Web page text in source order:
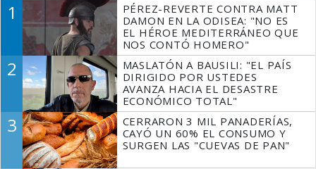
1
PÉREZ-REVERTE CONTRA MATT
DAMON EN LA ODISEA: "NO ES
EL HÉROE MEDITERRÁNEO QUE
NOS CONTÓ HOMERO"
2
MASLATÓN A BAUSILI: "EL PAÍS
DIRIGIDO POR USTEDES
AVANZA HACIA EL DESASTRE
ECONÓMICO TOTAL"
3
CERRARON 3 MIL PANADERÍAS,
CAYÓ UN 60% EL CONSUMO Y
SURGEN LAS "CUEVAS DE PAN"